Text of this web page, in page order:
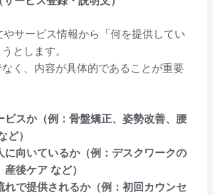
やサービス情報から「何を提供してい
とします。
く、内容が具体的であることが重要
ビスか（例：骨盤矯正、姿勢改善、腰
ど）
に向いているか（例：デスクワークの
産後ケア など）
れで提供されるか（例：初回カウンセ